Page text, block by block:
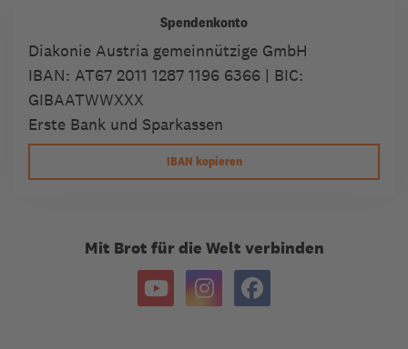
Spendenkonto
Diakonie Austria gemeinnützige GmbH
IBAN: AT67 2011 1287 1196 6366 | BIC:
GIBAATWWXXX
Erste Bank und Sparkassen
IBAN kopieren
Mit Brot für die Welt verbinden